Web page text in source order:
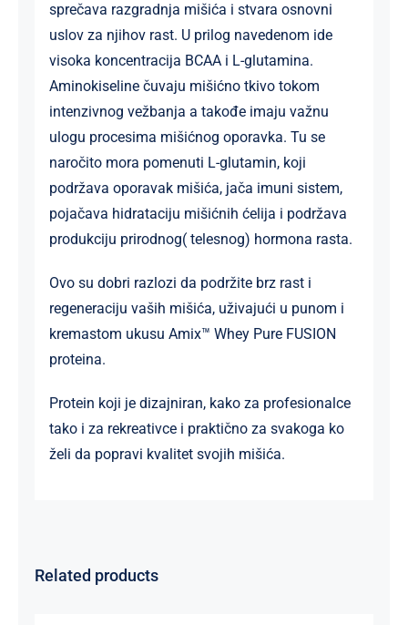
sprečava razgradnja mišića i stvara osnovni
uslov za njihov rast. U prilog navedenom ide
visoka koncentracija BCAA i L-glutamina.
Aminokiseline čuvaju mišićno tkivo tokom
intenzivnog vežbanja a takođe imaju važnu
ulogu procesima mišićnog oporavka. Tu se
naročito mora pomenuti L-glutamin, koji
podržava oporavak mišića, jača imuni sistem,
pojačava hidrataciju mišićnih ćelija i podržava
produkciju prirodnog( telesnog) hormona rasta.
Ovo su dobri razlozi da podržite brz rast i
regeneraciju vaših mišića, uživajući u punom i
kremastom ukusu Amix™ Whey Pure FUSION
proteina.
Protein koji je dizajniran, kako za profesionalce
tako i za rekreativce i praktično za svakoga ko
želi da popravi kvalitet svojih mišića.
Related products